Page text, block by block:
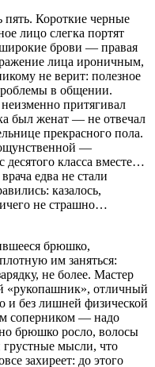
пять. Короткие черные
лицо слегка портят
брови — правая
лица ироничным,
не верит: полезное
в общении.
притягивал
был женат — не отвечал
прекрасного пола.
—
десятого класса вместе…
едва не стали
казалось,
не страшно…
брюшко,
им заняться:
не более. Мастер
«рукопашник», отличный
и без лишней физической
соперником — надо
брюшко росло, волосы
мысли, что
захиреет: до этого